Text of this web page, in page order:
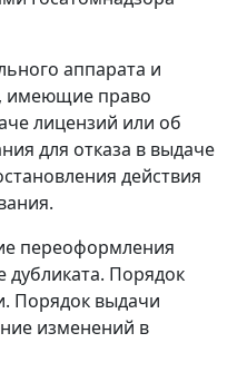
аппарата и
имеющие право
лицензий или об
для отказа в выдаче
действия
переоформления
дубликата. Порядок
Порядок выдачи
изменений в